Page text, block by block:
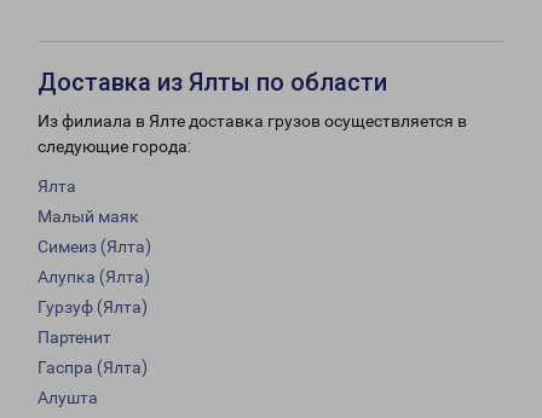
Доставка из Ялты по области
Из филиала в Ялте доставка грузов осуществляется в
следующие города:
Ялта
Малый маяк
Симеиз (Ялта)
Алупка (Ялта)
Гурзуф (Ялта)
Партенит
Гаспра (Ялта)
Алушта